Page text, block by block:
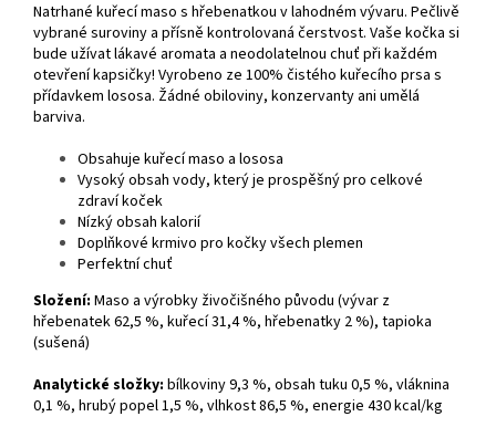
Natrhané kuřecí maso s hřebenatkou v lahodném vývaru. Pečlivě
vybrané suroviny a přísně kontrolovaná čerstvost. Vaše kočka si
bude užívat lákavé aromata a neodolatelnou chuť při každém
otevření kapsičky! Vyrobeno ze 100% čistého kuřecího prsa s
přídavkem lososa. Žádné obiloviny, konzervanty ani umělá
barviva.
Obsahuje kuřecí maso a lososa
Vysoký obsah vody, který je prospěšný pro celkové
zdraví koček
Nízký obsah kalorií
Doplňkové krmivo pro kočky všech plemen
Perfektní chuť
Složení: Maso a výrobky živočišného původu (vývar z
hřebenatek 62,5 %, kuřecí 31,4 %, hřebenatky 2 %), tapioka
(sušená)
Analytické složky: bílkoviny 9,3 %, obsah tuku 0,5 %, vláknina
0,1 %, hrubý popel 1,5 %, vlhkost 86,5 %, energie 430 kcal/kg